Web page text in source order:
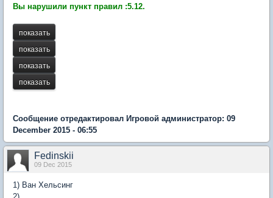
Вы нарушили пункт правил :5.12.
Сообщение отредактировал Игровой администратор: 09
December 2015 - 06:55
Fedinskii
09 Dec 2015
1) Ван Хельсинг